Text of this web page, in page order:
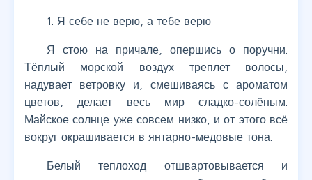
1. Я себе не верю, а тебе верю
Я стою на причале, опершись о поручни.
Тёплый морской воздух треплет волосы,
надувает ветровку и, смешиваясь с ароматом
цветов, делает весь мир сладко-солёным.
Майское солнце уже совсем низко, и от этого всё
вокруг окрашивается в янтарно-медовые тона.
Белый теплоход отшвартовывается и